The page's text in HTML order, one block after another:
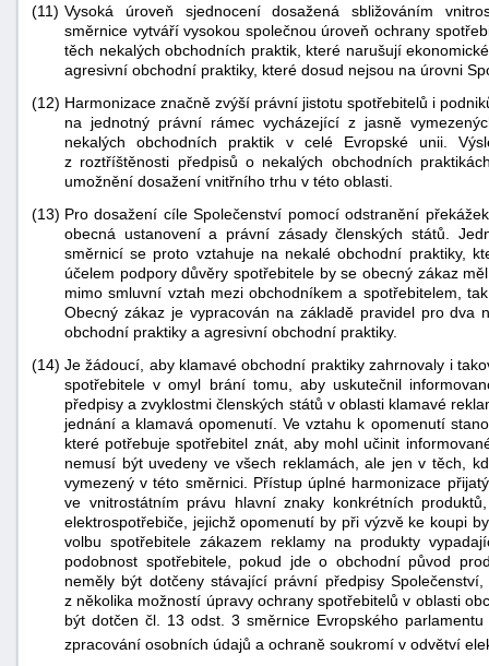
(11) Vysoká úroveň sjednocení dosažená sbližováním
směrnice vytváří vysokou společnou úroveň ochrany
těch nekalých obchodních praktik, které narušují
agresivní obchodní praktiky, které dosud nejsou na úrovni
(12) Harmonizace značně zvýší právní jistotu spotřebitelů i
na jednotný právní rámec vycházející z jasně
nekalých obchodních praktik v celé Evropské unii.
z roztříštěnosti předpisů o nekalých obchodních
umožnění dosažení vnitřního trhu v této oblasti.
(13) Pro dosažení cíle Společenství pomocí odstranění
obecná ustanovení a právní zásady členských států.
směrnicí se proto vztahuje na nekalé obchodní praktiky,
účelem podpory důvěry spotřebitele by se obecný zákaz
mimo smluvní vztah mezi obchodníkem a spotřebitelem,
Obecný zákaz je vypracován na základě pravidel pro dva
obchodní praktiky a agresivní obchodní praktiky.
(14) Je žádoucí, aby klamavé obchodní praktiky zahrnovaly i
spotřebitele v omyl brání tomu, aby uskutečnil
předpisy a zvyklostmi členských států v oblasti klamavé
jednání a klamavá opomenutí. Ve vztahu k opomenutí
které potřebuje spotřebitel znát, aby mohl učinit
nemusí být uvedeny ve všech reklamách, ale jen v těch,
vymezený v této směrnici. Přístup úplné harmonizace
ve vnitrostátním právu hlavní znaky konkrétních
elektrospotřebiče, jejichž opomenutí by při výzvě ke koupi
volbu spotřebitele zákazem reklamy na produkty
podobnost spotřebitele, pokud jde o obchodní původ
neměly být dotčeny stávající právní předpisy
z několika možností úpravy ochrany spotřebitelů v oblasti
být dotčen čl. 13 odst. 3 směrnice Evropského
zpracování osobních údajů a ochraně soukromí v odvětví